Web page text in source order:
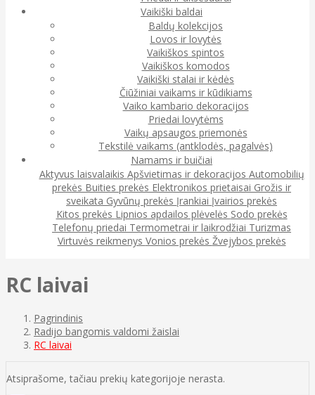
Vaikiški baldai
Baldų kolekcijos
Lovos ir lovytės
Vaikiškos spintos
Vaikiškos komodos
Vaikiški stalai ir kėdės
Čiūžiniai vaikams ir kūdikiams
Vaiko kambario dekoracijos
Priedai lovytėms
Vaikų apsaugos priemonės
Tekstilė vaikams (antklodės, pagalvės)
Namams ir buičiai
Aktyvus laisvalaikis Apšvietimas ir dekoracijos Automobilių
prekės Buities prekės Elektronikos prietaisai Grožis ir
sveikata Gyvūnų prekės Įrankiai Įvairios prekės
Kitos prekės Lipnios apdailos plėvelės Sodo prekės
Telefonų priedai Termometrai ir laikrodžiai Turizmas
Virtuvės reikmenys Vonios prekės Žvejybos prekės
RC laivai
Pagrindinis
Radijo bangomis valdomi žaislai
RC laivai
Atsiprašome, tačiau prekių kategorijoje nerasta.